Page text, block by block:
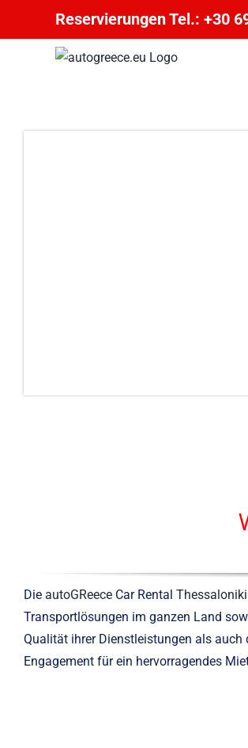
Reservierungen Tel.: +30
Die autoGReeceCar Rental Thessaloniki
Transportlösungen im ganzen Land
Qualität ihrer Dienstleistungen als auch
Engagement für ein hervorragendes